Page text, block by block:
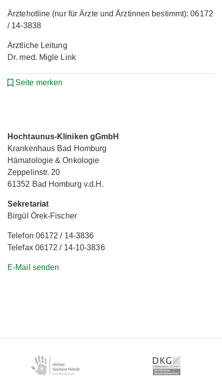
Ärztehotline (nur für Ärzte und Ärztinnen bestimmt): 06172
/ 14-3838
Ärztliche Leitung
Dr. med. Migle Link
Seite merken
Hochtaunus-Kliniken gGmbH
Krankenhaus Bad Homburg
Hämatologie & Onkologie
Zeppelinstr. 20
61352 Bad Homburg v.d.H.
Sekretariat
Birgül Örek-Fischer
Telefon 06172 / 14-3836
Telefax 06172 / 14-10-3836
E-Mail senden